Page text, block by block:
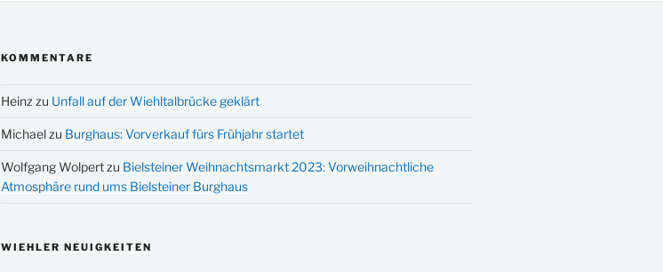
KOMMENTARE
Heinz zu Unfall auf der Wiehltalbrücke geklärt
Michaelzu Burghaus: Vorverkauf fürs Frühjahr startet
Wolfgang Wolpertzu Bielsteiner Weihnachtsmarkt 2023: Vorweihnachtliche
Atmosphäre rund ums Bielsteiner Burghaus
WIEHLER NEUIGKEITEN